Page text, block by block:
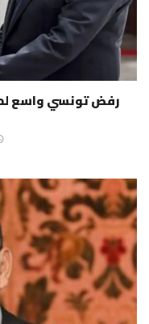
رفض تونسي واسع